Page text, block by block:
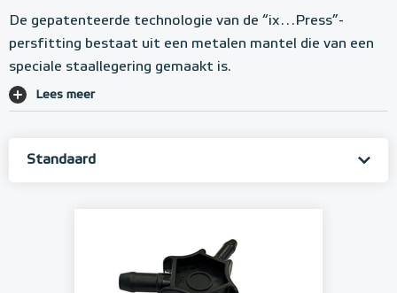
De gepatenteerde technologie van de “ix…Press”-
persfitting bestaat uit een metalen mantel die van een
speciale staallegering gemaakt is.
Lees meer